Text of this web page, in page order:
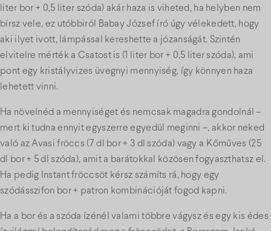
liter bor + 0,5 liter szóda) akár haza is viheted, ha helyben nem
bírsz vele, ez utóbbiról Babay József író úgy vélekedett, hogy
aki ilyet ivott, lámpással kereshette a józanságát. Szintén
elvitelre mérték a Csatost is (1 liter bor + 0,5 liter szóda), ami
pont egy kristályvizes üvegnyi mennyiség, így könnyen haza
lehetett vinni.
Ha növelnéd a mennyiséget és nemcsak magadra gondolnál –
mert ki tudna ennyit egyszerre egyedül meginni –, akkor neked
való az Avasi fröccs (7 dl bor + 3 dl szóda) vagy a Kőműves (25
dl bor + 5 dl szóda), amit a barátokkal közösen fogyaszthatsz el.
Ha pedig Instant fröccsöt kérsz számíts rá, hogy egy
szódásszifon bor + patron kombinációját fogod kapni.
Ha a bor és a szóda ízénél valami többre vágysz és egy kis édes